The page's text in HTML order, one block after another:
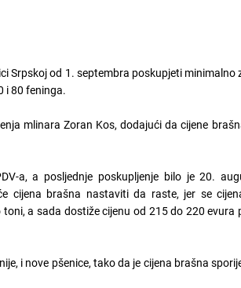
Srpskoj od 1. septembra poskupjeti minimalno
i 80 feninga.
mlinara Zoran Kos, dodajući da cijene
a, a posljednje poskupljenje bilo je 20.
cijena brašna nastaviti da raste, jer se
a sada dostiže cijenu od 215 do 220 evura
i nove pšenice, tako da je cijena brašna